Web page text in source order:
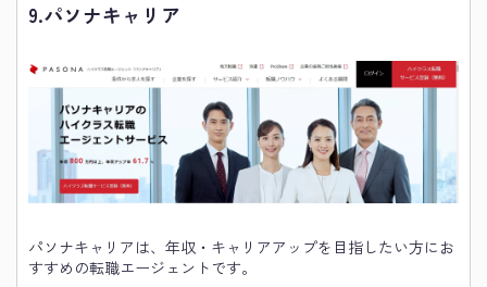
9.パソナキャリア
パソナキャリアは、年収・キャリアアップを目指したい方にお
すすめの転職エージェントです。